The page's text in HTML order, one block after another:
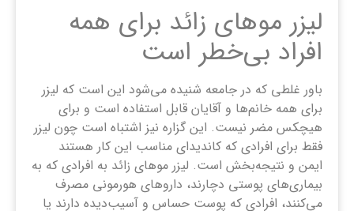
لیزر موهای زائد برای همه
افراد بی‌خطر است
باور غلطی که در جامعه شنیده می‌شود این است که لیزر
برای همه خانم‌ها و آقایان قابل استفاده است و برای
هیچکس مضر نیست. این گزاره نیز اشتباه است چون لیزر
فقط برای افرادی که کاندیدای مناسب این کار هستند
ایمن و نتیجه‌بخش است. لیزر موهای زائد به افرادی که به
بیماری‌های پوستی دچارند، داروهای هورمونی مصرف
می‌کنند، افرادی که پوست حساس و آسیب‌دیده دارند یا